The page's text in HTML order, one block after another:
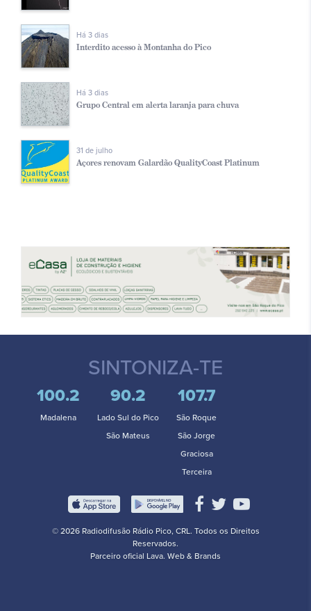
Há 3 dias
Interdito acesso à Montanha do Pico
Há 3 dias
Grupo Central em alerta laranja para chuva
31 de julho
Açores renovam Galardão QualityCoast Platinum
SINTONIZA-TE
100.2
Madalena
90.2
Lado Sul do Pico
São Mateus
107.7
São Roque
São Jorge
Graciosa
Terceira
© 2026 Radiodifusão Rádio Pico, CRL. Todos os Direitos
Reservados.
Parceiro oficial Lava. Web & Brands